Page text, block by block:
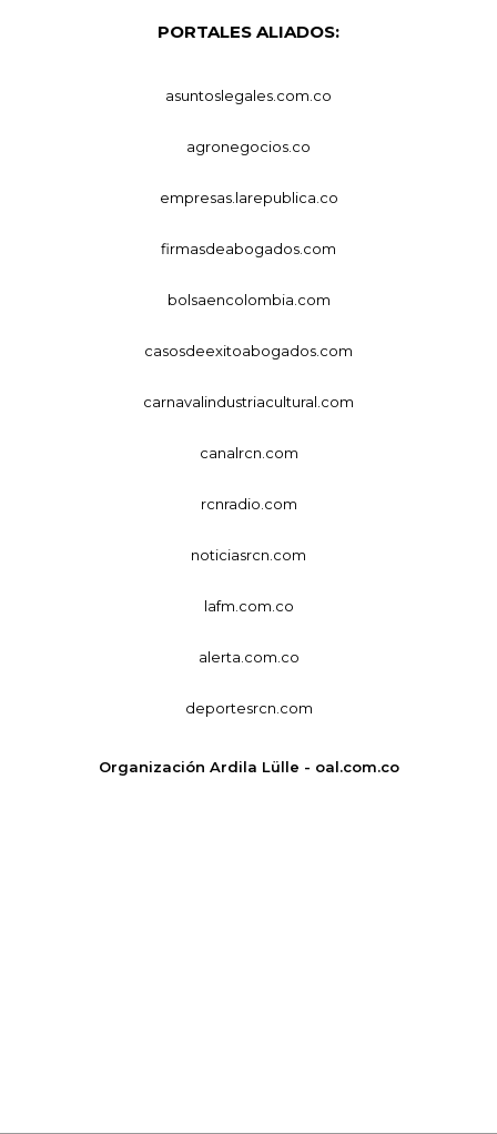
PORTALES ALIADOS:
asuntoslegales.com.co
agronegocios.co
empresas.larepublica.co
firmasdeabogados.com
bolsaencolombia.com
casosdeexitoabogados.com
carnavalindustriacultural.com
canalrcn.com
rcnradio.com
noticiasrcn.com
lafm.com.co
alerta.com.co
deportesrcn.com
Organización Ardila Lülle - oal.com.co